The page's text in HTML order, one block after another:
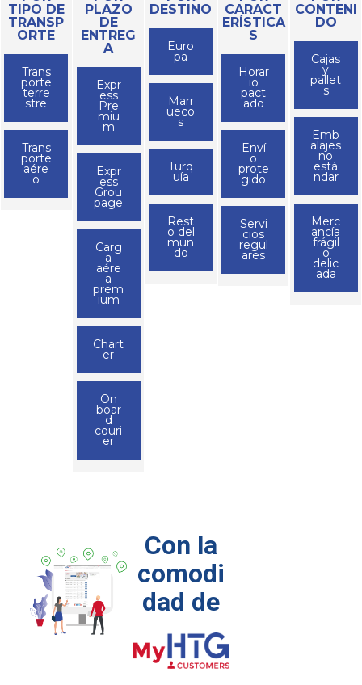
TIPO DE
TRANSP
ORTE
Trans
porte
terre
stre
Trans
porte
aére
o
PLAZO
DE
ENTREG
A
Expr
ess
Pre
miu
m
Expr
ess
Grou
page
Carg
a
aére
a
prem
ium
Chart
er
On
boar
d
couri
er
DESTINO
Euro
pa
Marr
ueco
s
Turq
uía
Rest
o del
mun
do
CARACT
ERÍSTICA
S
Horar
io
pact
ado
Enví
o
prote
gido
Servi
cios
regul
ares
CONTENI
DO
Cajas
y
pallet
s
Emb
alajes
no
está
ndar
Merc
ancía
frágil
o
delic
ada
Con la
comodi
dad de